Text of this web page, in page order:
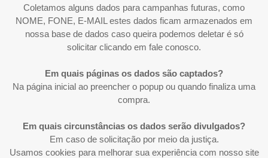
Coletamos alguns dados para campanhas futuras, como
NOME, FONE, E-MAIL estes dados ficam armazenados em
nossa base de dados caso queira podemos deletar é só
solicitar clicando em fale conosco.
Em quais páginas os dados são captados?
Na página inicial ao preencher o popup ou quando finaliza uma
compra.
Em quais circunstâncias os dados serão divulgados?
Em caso de solicitação por meio da justiça.
Usamos cookies para melhorar sua experiência com nosso site